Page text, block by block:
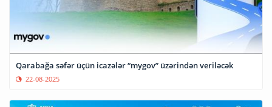
Qarabağa səfər üçün icazələr “mygov” üzərindən veriləcək
22-08-2025